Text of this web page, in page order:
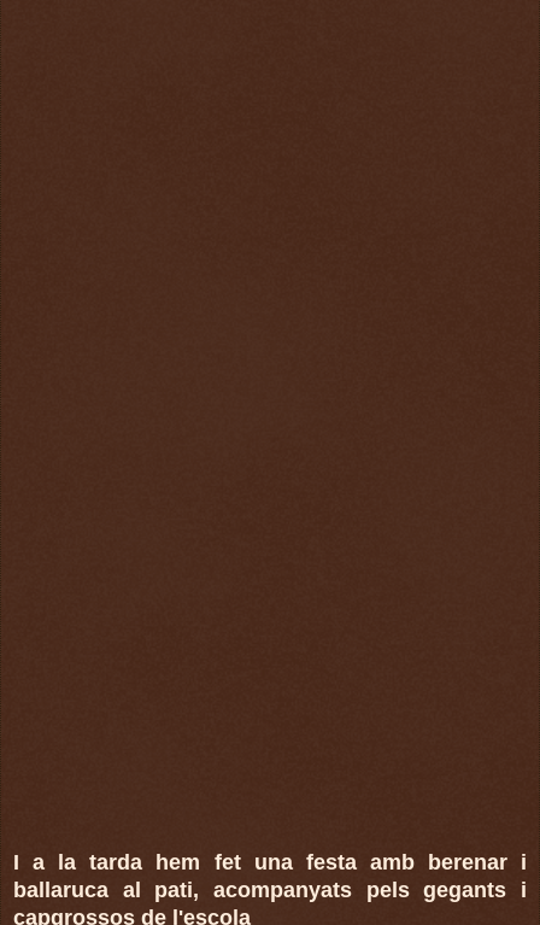
I a la tarda hem fet una festa amb berenar i
ballaruca al pati, acompanyats pels gegants i
capgrossos de l'escola